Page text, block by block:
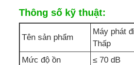
Thông số kỹ thuật:
Tên sản phẩm
Máy phát
Thấp
Mức độ ồn
≤ 70 dB